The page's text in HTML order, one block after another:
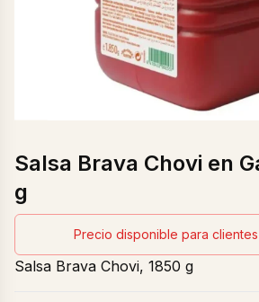
Salsa Brava Chovi en
g
Precio disponible para
Salsa Brava Chovi, 1850 g